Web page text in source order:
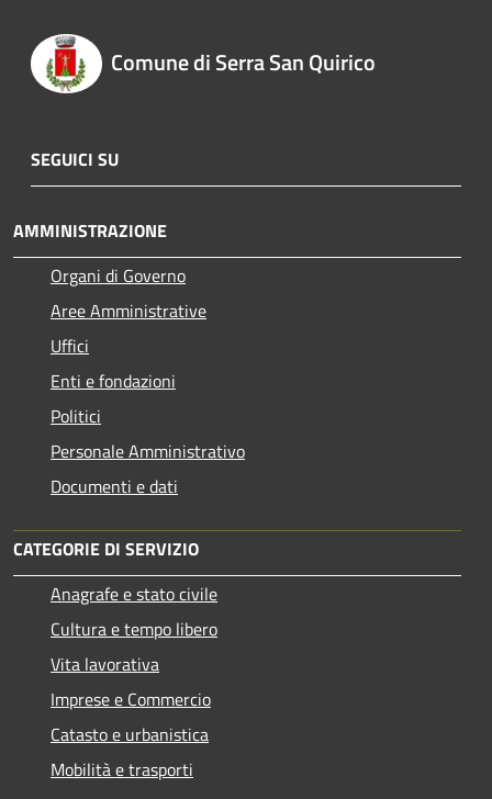
Comune di Serra San Quirico
SEGUICI SU
AMMINISTRAZIONE
Organi di Governo
Aree Amministrative
Uffici
Enti e fondazioni
Politici
Personale Amministrativo
Documenti e dati
CATEGORIE DI SERVIZIO
Anagrafe e stato civile
Cultura e tempo libero
Vita lavorativa
Imprese e Commercio
Catasto e urbanistica
Mobilità e trasporti